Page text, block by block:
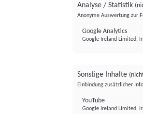
Analyse / Statistik
Anonyme Auswertung zur
Google Analytics
Google Ireland Limited,
Sonstige Inhalte
Einbindung zusätzlicher
YouTube
Google Ireland Limited,